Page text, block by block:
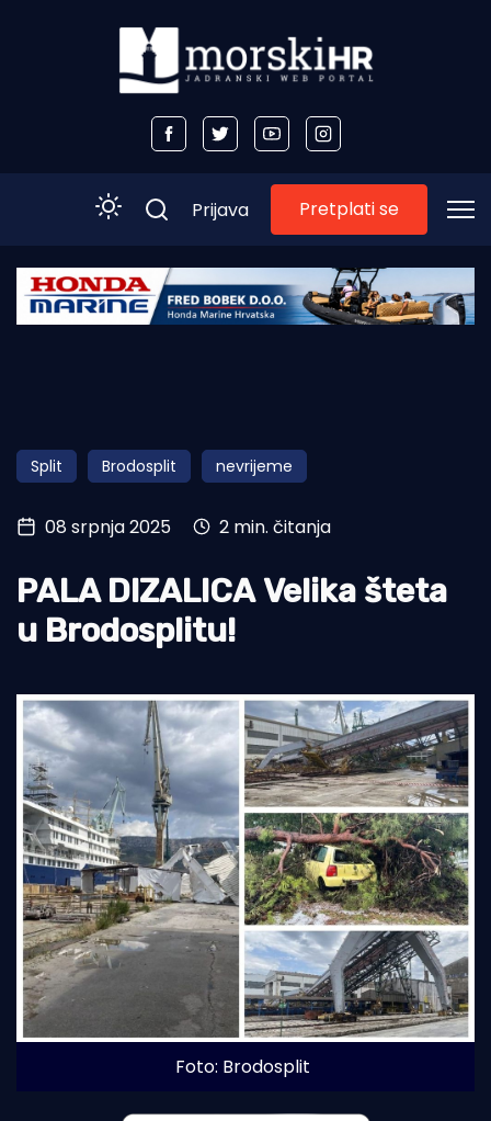
Početna
Obala
Otoci
Turizam i nautika
Pomorstvo
Ribolov
Tradicija i kultura
Prijava Pretplati se
Split Brodosplit nevrijeme
08 srpnja 2025 2 min. čitanja
PALA DIZALICA Velika šteta
u Brodosplitu!
Foto: Brodosplit